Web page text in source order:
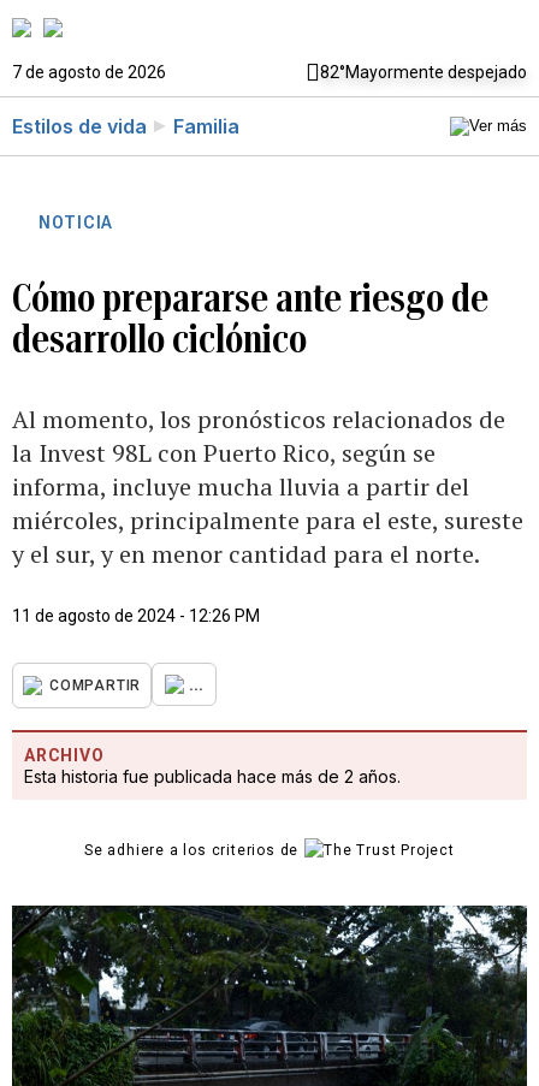
7 de agosto de 2026 82°Mayormente despejado
Estilos de vida Familia
NOTICIA
Cómo prepararse ante riesgo de
desarrollo ciclónico
Al momento, los pronósticos relacionados de
la Invest 98L con Puerto Rico, según se
informa, incluye mucha lluvia a partir del
miércoles, principalmente para el este, sureste
y el sur, y en menor cantidad para el norte.
11 de agosto de 2024 - 12:26 PM
COMPARTIR ...
ARCHIVO
Esta historia fue publicada hace más de 2 años.
Se adhiere a los criterios de